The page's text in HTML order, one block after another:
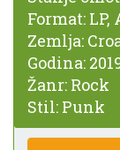
Format: LP,
Zemlja:
Godina:
Žanr: Rock
Stil: Punk